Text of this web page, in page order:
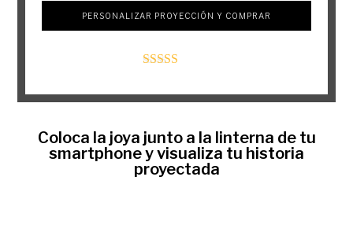
PERSONALIZAR PROYECCIÓN Y COMPRAR
Coloca la joya junto a la linterna de tu
smartphone y visualiza tu historia
proyectada